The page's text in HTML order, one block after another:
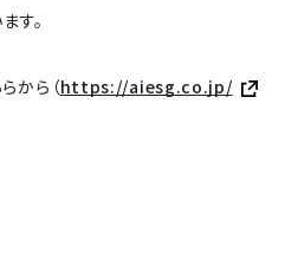
す。
から（https://aiesg.co.jp/